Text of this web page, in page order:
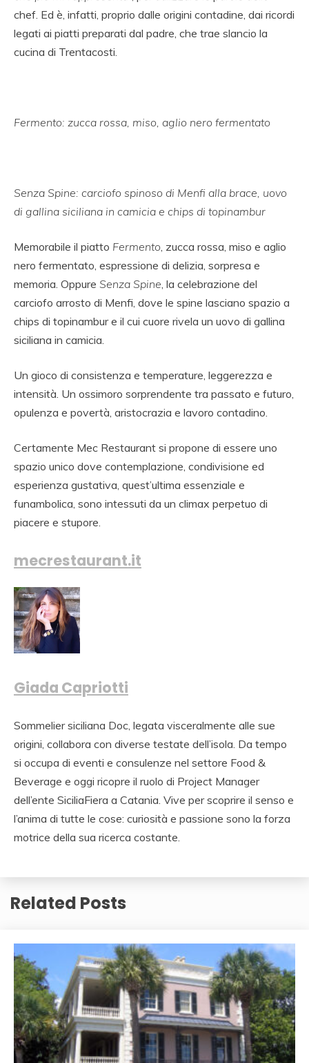
chef. Ed è, infatti, proprio dalle origini contadine, dai ricordi
legati ai piatti preparati dal padre, che trae slancio la
cucina di Trentacosti.
Fermento: zucca rossa, miso, aglio nero fermentato
Senza Spine: carciofo spinoso di Menfi alla brace, uovo
di gallina siciliana in camicia e chips di topinambur
Memorabile il piatto Fermento , zucca rossa, miso e aglio
nero fermentato, espressione di delizia, sorpresa e
memoria. Oppure Senza Spine , la celebrazione del
carciofo arrosto di Menfi, dove le spine lasciano spazio a
chips di topinambur e il cui cuore rivela un uovo di gallina
siciliana in camicia.
Un gioco di consistenza e temperature, leggerezza e
intensità. Un ossimoro sorprendente tra passato e futuro,
opulenza e povertà, aristocrazia e lavoro contadino.
Certamente Mec Restaurant si propone di essere uno
spazio unico dove contemplazione, condivisione ed
esperienza gustativa, quest’ultima essenziale e
funambolica, sono intessuti da un climax perpetuo di
piacere e stupore.
mecrestaurant.it
Giada Capriotti
Sommelier siciliana Doc, legata visceralmente alle sue
origini, collabora con diverse testate dell’isola. Da tempo
si occupa di eventi e consulenze nel settore Food &
Beverage e oggi ricopre il ruolo di Project Manager
dell’ente SiciliaFiera a Catania. Vive per scoprire il senso e
l’anima di tutte le cose: curiosità e passione sono la forza
motrice della sua ricerca costante.
Related Posts